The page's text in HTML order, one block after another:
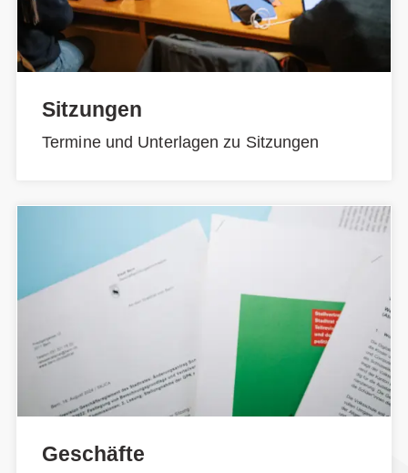
Sitzungen
Termine und Unterlagen zu Sitzungen
Geschäfte